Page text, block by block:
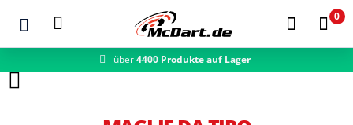
Zum Hauptinhalt springen
0
über4400 Produkte auf Lager